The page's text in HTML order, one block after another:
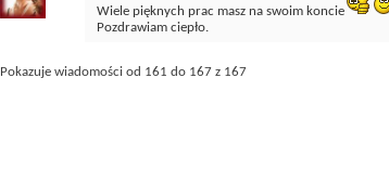
Wiele pięknych prac masz na swoim koncie
Pozdrawiam ciepło.
Pokazuje wiadomości od 161 do 167 z 167